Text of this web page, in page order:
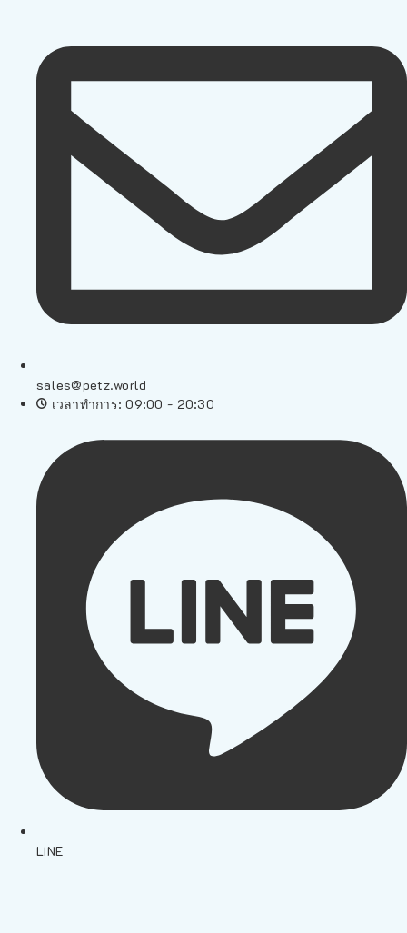
sales@petz.world
เวลาทำการ: 09:00 - 20:30
LINE